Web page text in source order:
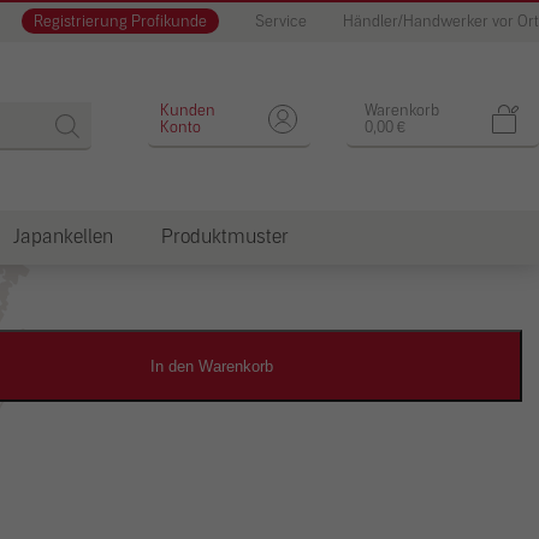
Registrierung Profikunde Service Händler/Handwerker vor Ort
Warenkorb
0,00 €
Kunden
Konto
Japankellen Produktmuster
Designputz
In den Warenkorb